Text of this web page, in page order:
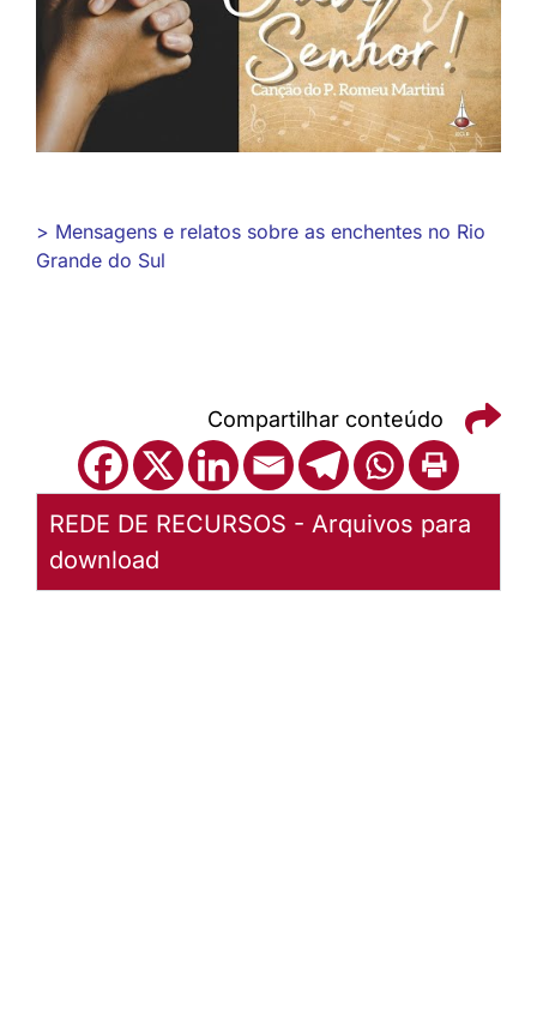
> Mensagens e relatos sobre as enchentes no Rio
Grande do Sul
Compartilhar conteúdo
REDE DE RECURSOS - Arquivos para
download